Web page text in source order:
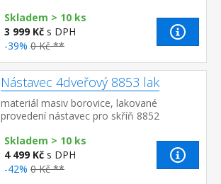
Skladem > 10 ks
3 999 Kč s DPH
-39% 0 Kč **
Nástavec 4dveřový 8853 lak
materiál masiv borovice, lakované
provedení nástavec pro skříň 8852
Skladem > 10 ks
4 499 Kč s DPH
-42% 0 Kč **